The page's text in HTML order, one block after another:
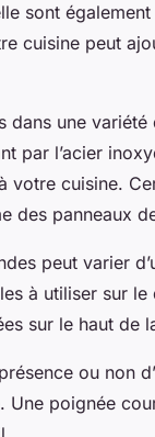
sont
cuisine peut
dans une
par l’acier
votre cuisine.
des panneaux
peut varier
à utiliser sur le
sur le haut
ou non
poignée